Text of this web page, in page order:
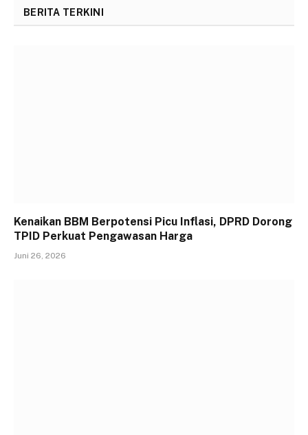
BERITA TERKINI
Kenaikan BBM Berpotensi Picu Inflasi, DPRD Dorong
TPID Perkuat Pengawasan Harga
Juni 26, 2026